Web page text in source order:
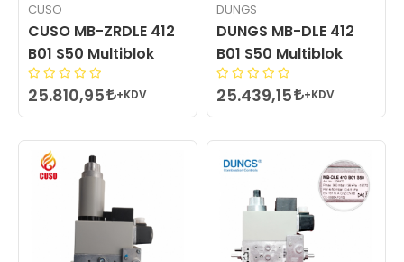
CUSO
CUSO MB-ZRDLE 412
B01 S50 Multiblok
25.810,95 +KDV
DUNGS
DUNGS MB-DLE 412
B01 S50 Multiblok
25.439,15 +KDV